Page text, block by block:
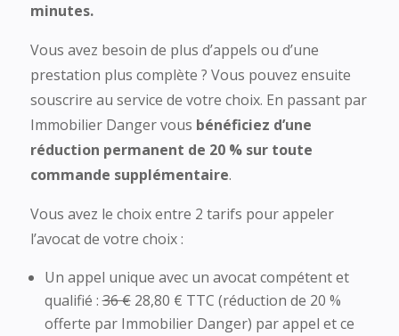
minutes.
Vous avez besoin de plus d’appels ou d’une
prestation plus complète ? Vous pouvez ensuite
souscrire au service de votre choix. En passant par
Immobilier Danger vous bénéficiez d’une
réduction permanent de 20 % sur toute
commande supplémentaire.
Vous avez le choix entre 2 tarifs pour appeler
l’avocat de votre choix :
Un appel unique avec un avocat compétent et
qualifié :36 €28,80 € TTC (réduction de 20 %
offerte par Immobilier Danger) par appel et ce